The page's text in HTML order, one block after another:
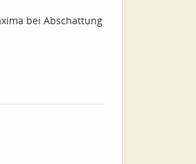
bei Abschattung